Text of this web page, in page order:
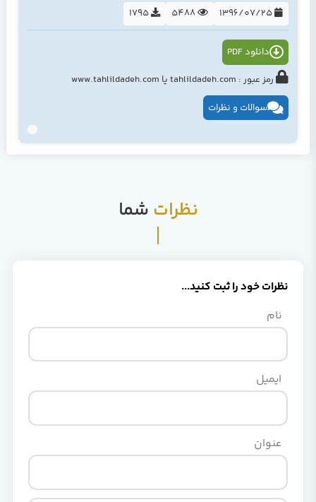
1396/07/25
5488
1795
دانلود PDF
رمز عبور : tahlildadeh.com یا www.tahlildadeh.com
سوالات و نظرات
نظرات شما
نظرات خود را ثبت کنید...
نام
ایمیل
عنوان